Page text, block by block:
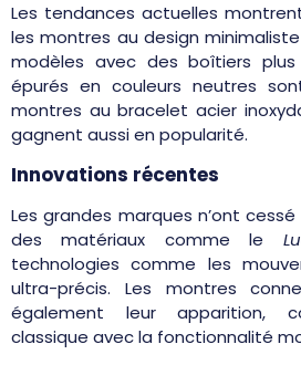
Les tendances actuelles
les montres au design
modèles avec des boîtiers
épurés en couleurs neutres
montres au bracelet acier
gagnent aussi en popularité.
Innovations récentes
Les grandes marques n’ont
des matériaux comme le
technologies comme les
ultra-précis. Les montres
également leur apparition,
classique avec la fonctionnalité